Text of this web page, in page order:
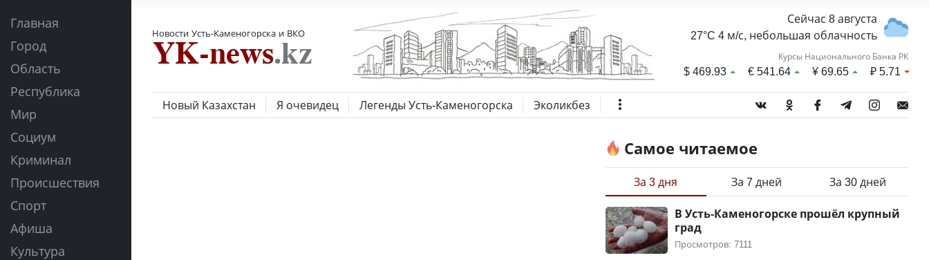
Главная
Город
Область
Республика
Мир
Социум
Криминал
Происшествия
Спорт
Афиша
Культура
Новости Усть-Каменогорска и ВКО
Сейчас 8 августа
27°C 4 м/с, небольшая облачность
Курсы Национального Банка РК
$469.93 €541.64 ¥69.65 ₽5.71
Новый Казахстан Я очевидец Легенды Усть-Каменогорска Эколикбез
Самое читаемое
За 3 дня За 7 дней За 30 дней
В Усть-Каменогорске прошёл крупный
град
Просмотров: 7111